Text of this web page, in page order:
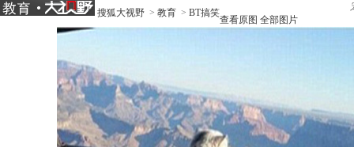
搜狐大视野 > 教育 > BT搞笑
查看原图 全部图片